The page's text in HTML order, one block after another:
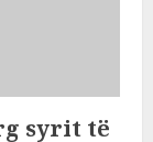
syrit të